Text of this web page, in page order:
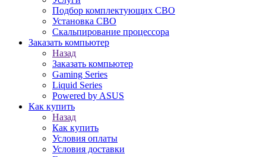
Подбор комплектующих СВО
Установка СВО
Скальпирование процессора
Заказать компьютер
Назад
Заказать компьютер
Gaming Series
Liquid Series
Powered by ASUS
Как купить
Назад
Как купить
Условия оплаты
Условия доставки